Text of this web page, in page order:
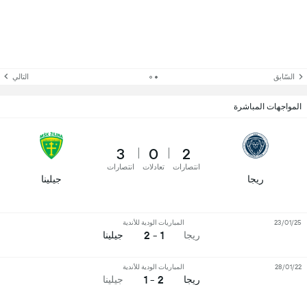
السّابق التالي
المواجهات المباشرة
ريجا
2
انتصارات
0
تعادلات
3
انتصارات
جيلينا
ريجا
المباريات الودية للأندية
1 - 2 جيلينا
23/01/25
ريجا
المباريات الودية للأندية
2 - 1 جيلينا
28/01/22